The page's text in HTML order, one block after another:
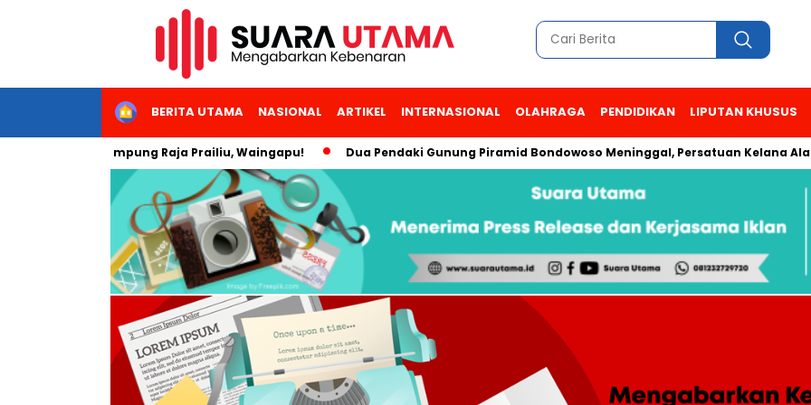
HOMEBERITA UTAMA NASIONAL ARTIKEL INTERNASIONAL OLAHRAGA PENDIDIKAN LIPUTAN KHUSUS
Kampung Raja Prailiu, Waingapu! Dua Pendaki Gunung Piramid Bondowoso Meninggal, Persatuan Kelana Alam